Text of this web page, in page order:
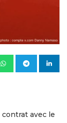
avec le